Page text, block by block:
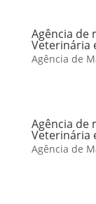
Agência de
Veterinária
Agência de
Agência de
Veterinária
Agência de